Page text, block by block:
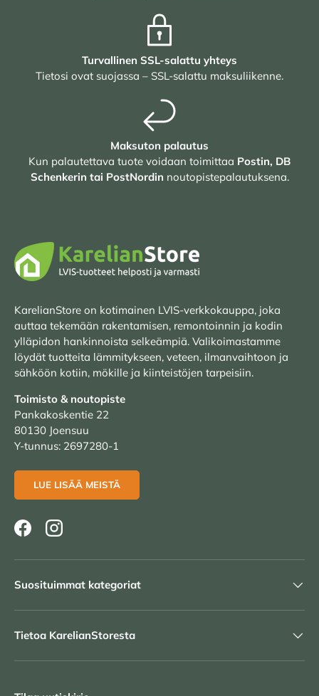
Turvallinen SSL-salattu yhteys
Tietosi ovat suojassa – SSL-salattu maksuliikenne.
Maksuton palautus
Kun palautettava tuote voidaan toimittaa Postin, DB
Schenkerin tai PostNordin noutopistepalautuksena.
KarelianStore on kotimainen LVIS-verkkokauppa, joka
auttaa tekemään rakentamisen, remontoinnin ja kodin
ylläpidon hankinnoista selkeämpiä. Valikoimastamme
löydät tuotteita lämmitykseen, veteen, ilmanvaihtoon ja
sähköön kotiin, mökille ja kiinteistöjen tarpeisiin.
Toimisto & noutopiste
Pankakoskentie 22
80130 Joensuu
Y-tunnus: 2697280-1
LUE LISÄÄ MEISTÄ
FacebookInstagram
Suosituimmat kategoriat
Tietoa KarelianStoresta